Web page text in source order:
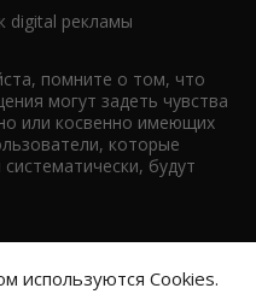
digital рекламы
помните о том, что
могут задеть чувства
или косвенно имеющих
которые
будут
используются Cookies.